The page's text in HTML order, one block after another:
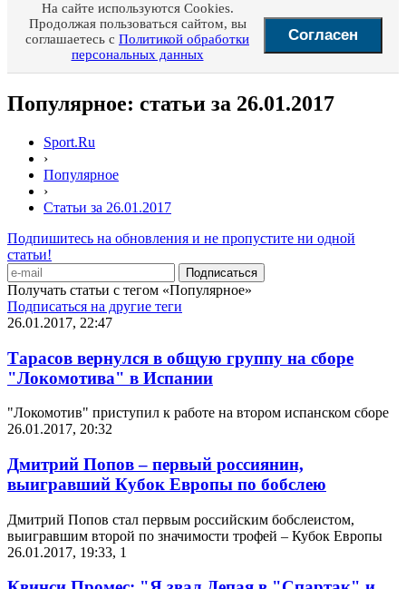
На сайте используются Cookies.
Продолжая пользоваться сайтом, вы
соглашаетесь с Политикой обработки
персональных данных
Согласен
Популярное: статьи за 26.01.2017
Sport.Ru
›
Популярное
›
Статьи за 26.01.2017
Подпишитесь на обновления и не пропустите ни одной
статьи!
Получать статьи с тегом «Популярное»
Подписаться на другие теги
26.01.2017, 22:47
Тарасов вернулся в общую группу на сборе
"Локомотива" в Испании
"Локомотив" приступил к работе на втором испанском сборе
26.01.2017, 20:32
Дмитрий Попов – первый россиянин,
выигравший Кубок Европы по бобслею
Дмитрий Попов стал первым российским бобслеистом,
выигравшим второй по значимости трофей – Кубок Европы
26.01.2017, 19:33, 1